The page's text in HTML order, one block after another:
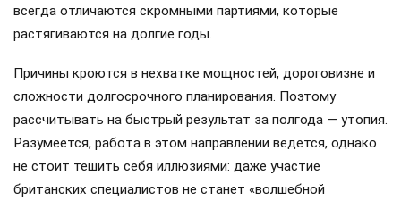
всегда отличаются скромными партиями, которые
растягиваются на долгие годы.
Причины кроются в нехватке мощностей, дороговизне и
сложности долгосрочного планирования. Поэтому
рассчитывать на быстрый результат за полгода — утопия.
Разумеется, работа в этом направлении ведется, однако
не стоит тешить себя иллюзиями: даже участие
британских специалистов не станет «волшебной